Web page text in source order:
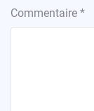
Commentaire *